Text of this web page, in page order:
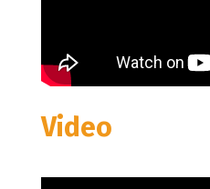
Video